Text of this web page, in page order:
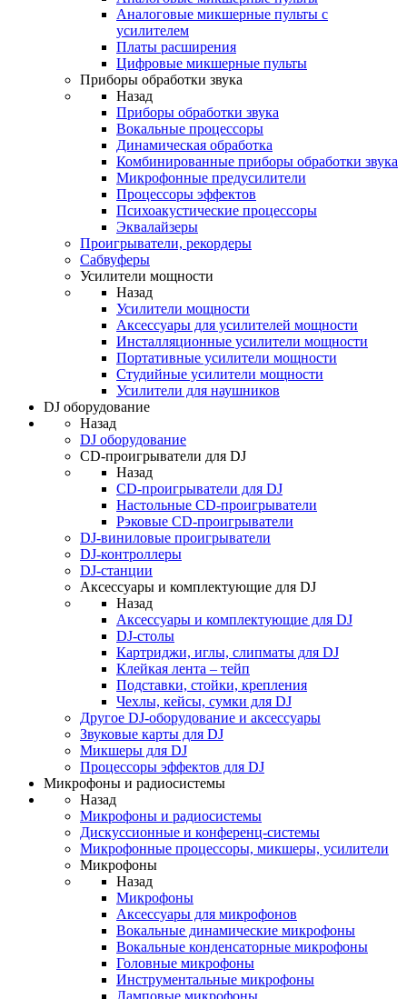
Аналоговые микшерные пульты с
усилителем
Платы расширения
Цифровые микшерные пульты
Приборы обработки звука
Назад
Приборы обработки звука
Вокальные процессоры
Динамическая обработка
Комбинированные приборы обработки звука
Микрофонные предусилители
Процессоры эффектов
Психоакустические процессоры
Эквалайзеры
Проигрыватели, рекордеры
Сабвуферы
Усилители мощности
Назад
Усилители мощности
Аксессуары для усилителей мощности
Инсталляционные усилители мощности
Портативные усилители мощности
Студийные усилители мощности
Усилители для наушников
DJ оборудование
Назад
DJ оборудование
CD-проигрыватели для DJ
Назад
CD-проигрыватели для DJ
Настольные CD-проигрыватели
Рэковые CD-проигрыватели
DJ-виниловые проигрыватели
DJ-контроллеры
DJ-станции
Аксессуары и комплектующие для DJ
Назад
Аксессуары и комплектующие для DJ
DJ-столы
Картриджи, иглы, слипматы для DJ
Клейкая лента – тейп
Подставки, стойки, крепления
Чехлы, кейсы, сумки для DJ
Другое DJ-оборудование и аксессуары
Звуковые карты для DJ
Микшеры для DJ
Процессоры эффектов для DJ
Микрофоны и радиосистемы
Назад
Микрофоны и радиосистемы
Дискуссионные и конференц-системы
Микрофонные процессоры, микшеры, усилители
Микрофоны
Назад
Микрофоны
Аксессуары для микрофонов
Вокальные динамические микрофоны
Вокальные конденсаторные микрофоны
Головные микрофоны
Инструментальные микрофоны
Ламповые микрофоны